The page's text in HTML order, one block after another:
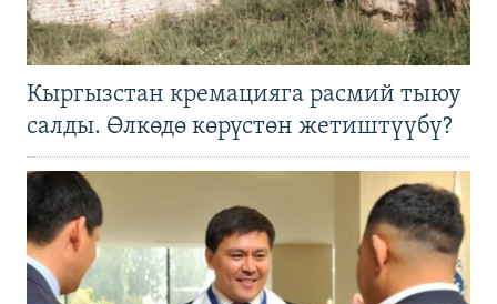
Кыргызстан кремацияга расмий тыюу
салды. Өлкөдө көрүстөн жетиштүүбү?